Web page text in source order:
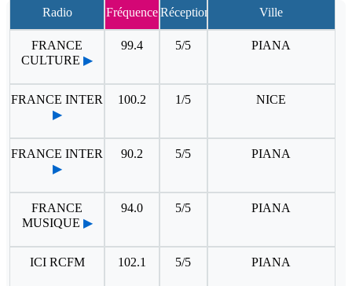
Radio FréquenceRéception Ville
FRANCE
CULTURE ▶
99.4 5/5 PIANA
FRANCE INTER
▶
100.2 1/5 NICE
FRANCE INTER
▶
90.2 5/5 PIANA
FRANCE
MUSIQUE ▶
94.0 5/5 PIANA
ICI RCFM 102.1 5/5 PIANA